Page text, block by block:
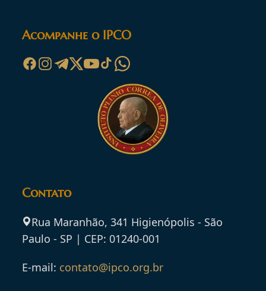
Acompanhe o IPCO
Contato
Rua Maranhão, 341 Higienópolis - São
Paulo - SP | CEP: 01240-001
E-mail: contato@ipco.org.br